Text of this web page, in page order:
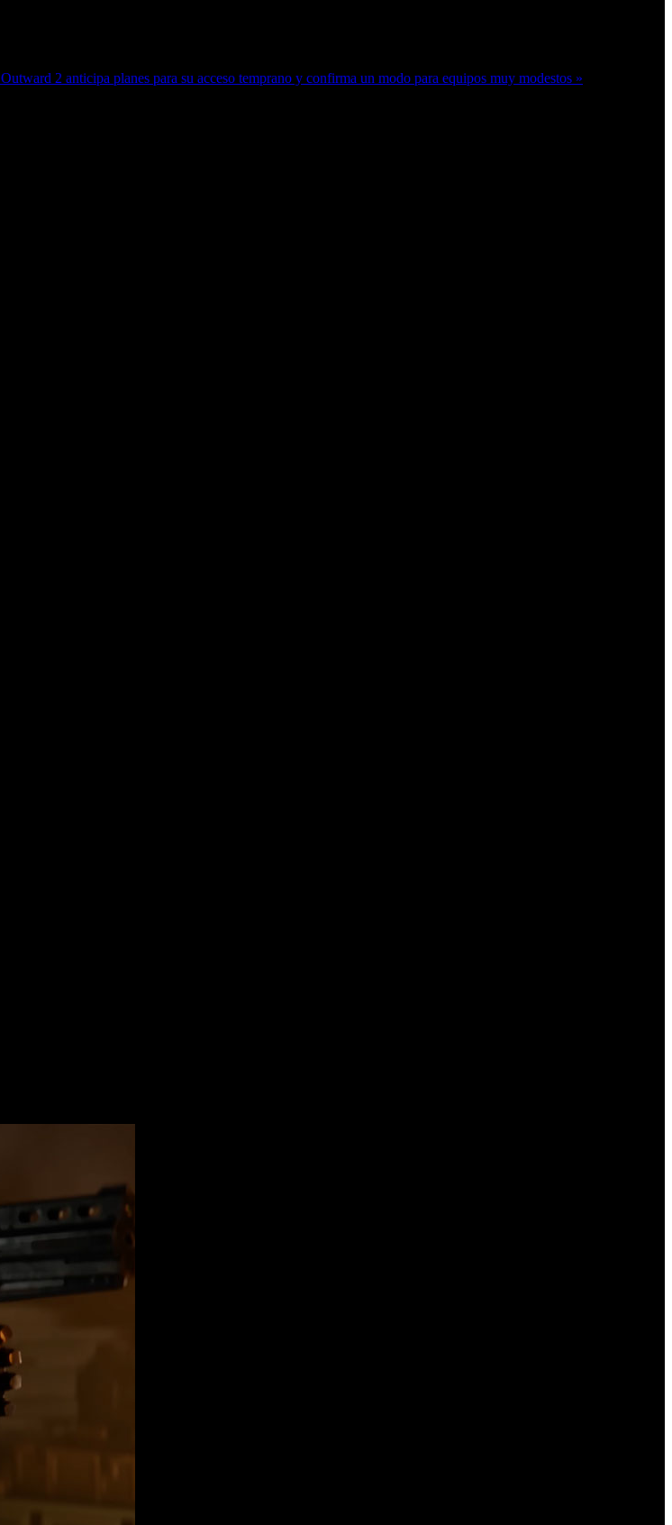
Outward 2 anticipa planes para su acceso temprano y confirma un modo para equipos muy modestos »